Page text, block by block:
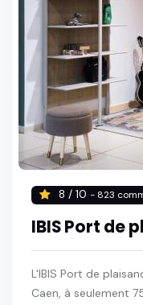
8 / 10 - 823
IBIS Port de
L'IBIS Port de
Caen, à seulement